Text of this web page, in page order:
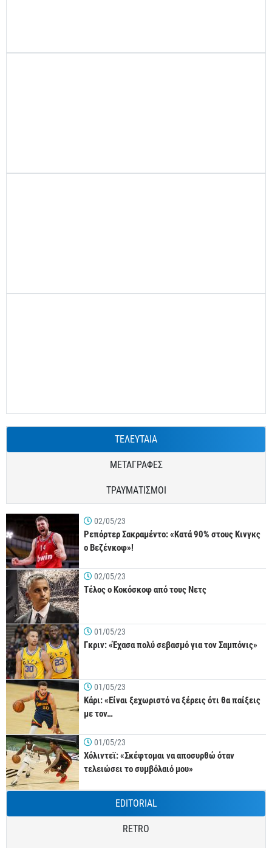
ΤΕΛΕΥΤΑΙΑ
ΜΕΤΑΓΡΑΦΕΣ
ΤΡΑΥΜΑΤΙΣΜΟΙ
02/05/23
Ρεπόρτερ Σακραμέντο: «Κατά 90% στους Κινγκς
ο Βεζένκοφ»!
02/05/23
Τέλος ο Κοκόσκοφ από τους Νετς
01/05/23
Γκριν: «Έχασα πολύ σεβασμό για τον Σαμπόνις»
01/05/23
Κάρι: «Είναι ξεχωριστό να ξέρεις ότι θα παίξεις
με τον…
01/05/23
Χόλιντεϊ: «Σκέφτομαι να αποσυρθώ όταν
τελειώσει το συμβόλαιό μου»
EDITORIAL
RETRO